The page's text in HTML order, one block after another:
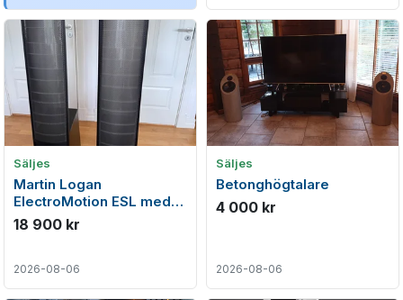
Säljes
Martin Logan
ElectroMotion ESL med
Originalkartonger. Första
ägaren
18 900 kr
2026-08-06
Säljes
Betonghögtalare
4 000 kr
2026-08-06